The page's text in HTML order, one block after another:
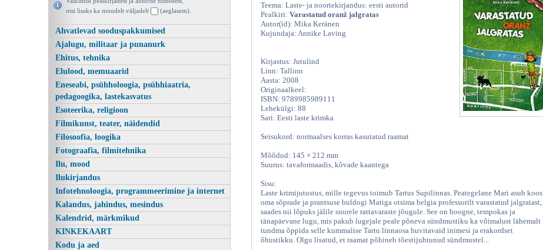
otsi lisaks ka muudelt väljadelt
(aeglasem).
Ahvatlevad sooduspakkumised
Ajalugu, militaar ja punanurk
Ehitus, tehnika
Elulood, memuaarid
Eneseabi, psühholoogia, psühhiaatria,
pedagoogika, lastekasvatus
Esoteerika, religioon
Filmikunst, teater, näidendid
Filosoofia, loogika
Fotograafia, filmitehnika
Ilu, mood
Ilukirjandus
Infotehnoloogia, programmeerimine ja internet
Kalandus, jahindus, mesindus
Kalendrid, märkmikud
KINKEKAART
Kodu ja aed
Teema: Laste- ja noortekirjandus: eesti autorid
Pealkiri: Varastatud oranž jalgratas
Autor(id): Mika Keränen
Kujundaja: Annike Laving
Kirjastus: Jutulind
Linn: Tallinn
Aasta: 2008
Originaalkeel:
ISBN: 9789985989111
Lehekülgi: 88
Sari: Eesti laste krimka
Seisukord: normaalses korras kasutatud raamat
Mõõdud: 145 × 212 mm
Suurus: tavaformaadis, kõvade kaantega
Sisu:
Laste krimijutustus, mille tegevus toimub Tartus Supilinnas. Peategelane Mari asub koos
oma sõprade ja prantsuse buldogi Matiga otsima belgia professorilt varastatud jalgratast,
saades nii lõpuks jälile suurele rattavaraste jõugule. See on hoogne, tempokas ja
tänapäevane lugu, mis pakub lugejale peale põneva sündmustiku ka võimalust lähemalt
tundma õppida selle kummalise Tartu linnaosa huvitavaid inimesi ja erakordset
õhustikku. Olgu lisatud, et raamat põhineb tõestijuhtunud sündmustel...